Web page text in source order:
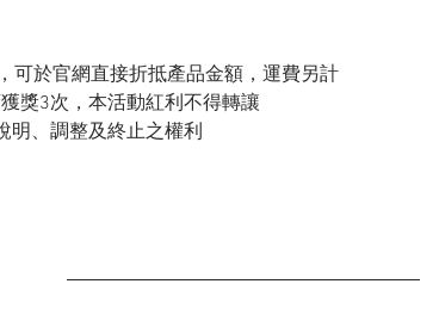
可於官網直接折抵產品金額，運費另計
獎3次，本活動紅利不得轉讓
明、調整及終止之權利